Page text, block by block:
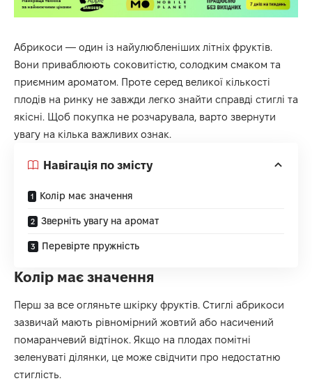
Абрикоси — один із найулюбленіших літніх фруктів.
Вони приваблюють соковитістю, солодким смаком та
приємним ароматом. Проте серед великої кількості
плодів на ринку не завжди легко знайти справді стиглі та
якісні. Щоб покупка не розчарувала, варто звернути
увагу на кілька важливих ознак.
Навігація по змісту
Колір має значення
Зверніть увагу на аромат
Перевірте пружність
Колір має значення
Перш за все огляньте шкірку фруктів. Стиглі абрикоси
зазвичай мають рівномірний жовтий або насичений
помаранчевий відтінок. Якщо на плодах помітні
зеленуваті ділянки, це може свідчити про недостатню
стиглість.